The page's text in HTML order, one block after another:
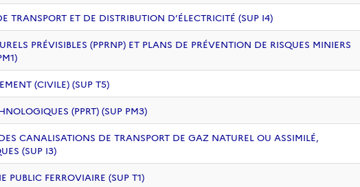
TRANSPORT ET DE DISTRIBUTION D’ÉLECTRICITÉ (SUP I4)
PRÉVISIBLES (PPRNP) ET PLANS DE PRÉVENTION DE RISQUES MINIERS
(CIVILE) (SUP T5)
(PPRT) (SUP PM3)
CANALISATIONS DE TRANSPORT DE GAZ NATUREL OU ASSIMILÉ,
(SUP I3)
PUBLIC FERROVIAIRE (SUP T1)